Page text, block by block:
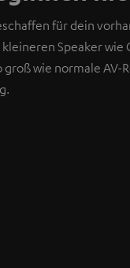
für dein
Speaker wie
groß wie normale